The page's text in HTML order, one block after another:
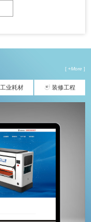
[ +More ]
工业耗材  装修工程